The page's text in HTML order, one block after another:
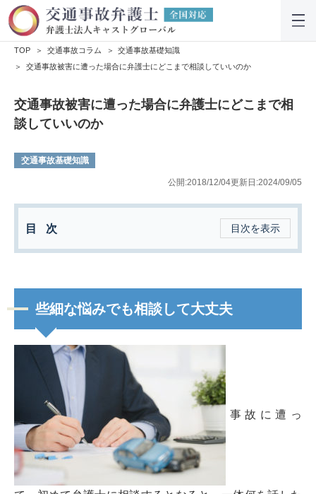
TOP 交通事故コラム
交通事故基礎知識
交通事故被害に遭った場合に弁護士にどこまで相談していいのか
交通事故被害に遭った場合に弁護士にどこまで相
談していいのか
交通事故基礎知識
公開:2018/12/04更新日:2024/09/05
目次 目次を表示
些細な悩みでも相談して大丈夫
事故に遭っ